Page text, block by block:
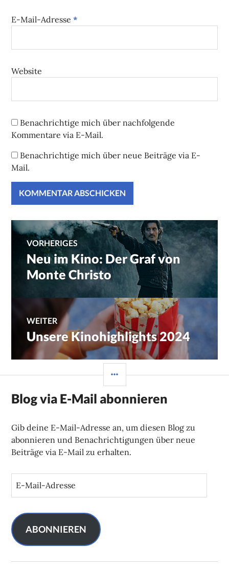
E-Mail-Adresse*
Website
Benachrichtige mich über nachfolgende
Kommentare via E-Mail.
Benachrichtige mich über neue Beiträge via E-
Mail.
Beitragsnavigation
VORHERIGES
Vorheriger
Beitrag:
Neu im Kino: Der Graf von
Monte Christo
WEITER
Nächster
Beitrag:
Unsere Kinohighlights 2024
Blog via E-Mail abonnieren
Gib deine E-Mail-Adresse an, um diesen Blog zu
abonnieren und Benachrichtigungen über neue
Beiträge via E-Mail zu erhalten.
i
l
A
ABONNIEREN